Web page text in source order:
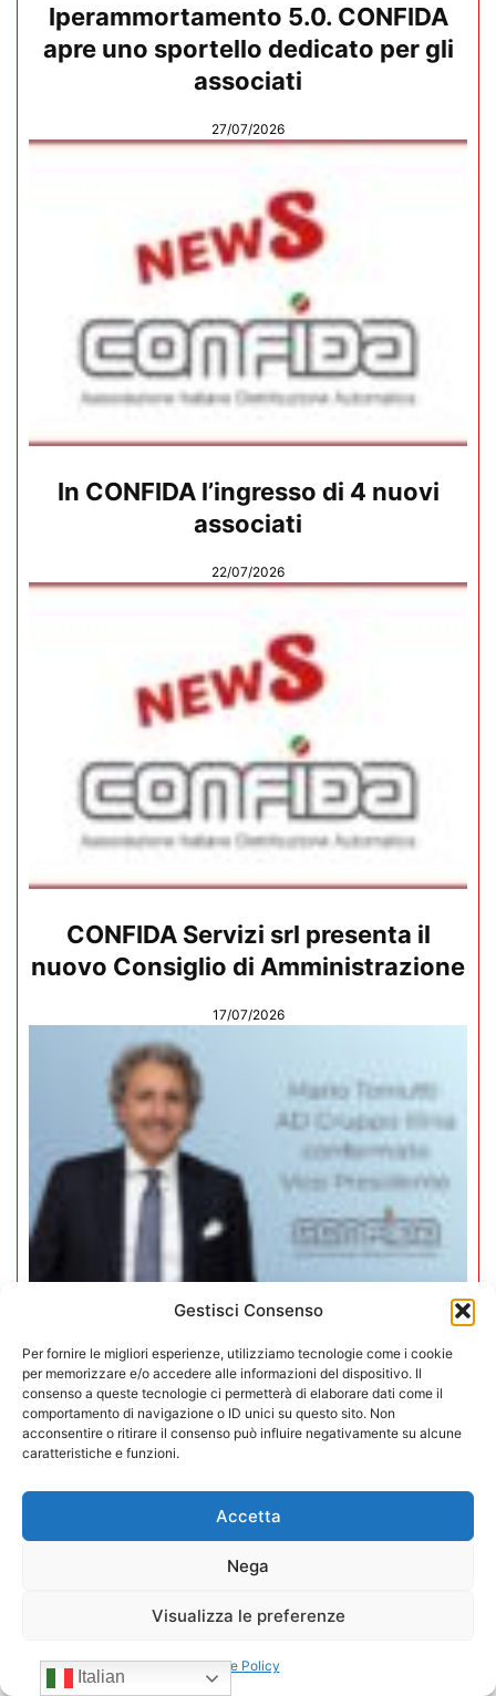
Gestisci Consenso
Per fornire le migliori esperienze, utilizziamo tecnologie come i cookie
per memorizzare e/o accedere alle informazioni del dispositivo. Il
consenso a queste tecnologie ci permetterà di elaborare dati come il
comportamento di navigazione o ID unici su questo sito. Non
acconsentire o ritirare il consenso può influire negativamente su alcune
caratteristiche e funzioni.
Accetta
Nega
Visualizza le preferenze
Cookie Policy
Iperammortamento 5.0. CONFIDA
apre uno sportello dedicato per gli
associati
27/07/2026
In CONFIDA l’ingresso di 4 nuovi
associati
22/07/2026
CONFIDA Servizi srl presenta il
nuovo Consiglio di Amministrazione
17/07/2026
Mario Toniutti confermato Vice
Presidente di CONFIDA per il
quadriennio 2026-2030
15/07/2026
Italian